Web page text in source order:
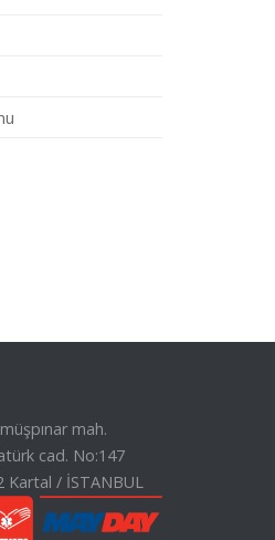
mah.
cad. No:147
Kartal / İSTANBUL